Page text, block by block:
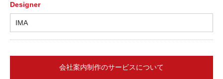
Designer
IMA
会社案内制作のサービスについて